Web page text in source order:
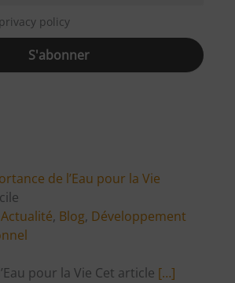
policy
de l’Eau pour la Vie
Actualité, Blog, Développement
pour la Vie Cet article […]